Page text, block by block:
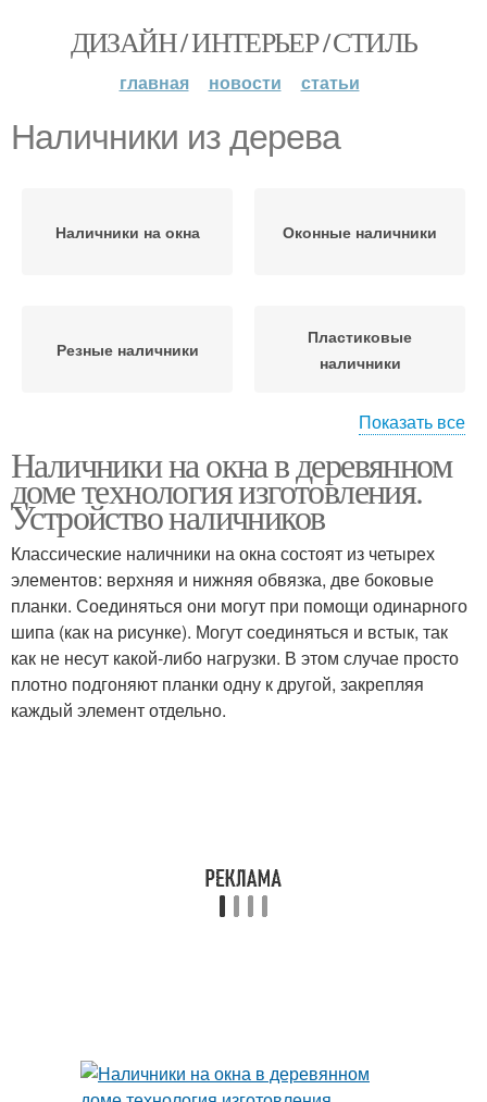
ДИЗАЙН / ИНТЕРЬЕР / СТИЛЬ
главная новости статьи
Наличники из дерева
Наличники на окна Оконные наличники
Резные наличники
Пластиковые
наличники
пластиковые окна
Наличники из пластика
Наличники в
зависимости
Деревянные наличники
Показать все
Наличники на окна в деревянном
доме технология изготовления.
Устройство наличников
Классические наличники на окна состоят из четырех
элементов: верхняя и нижняя обвязка, две боковые
планки. Соединяться они могут при помощи одинарного
шипа (как на рисунке). Могут соединяться и встык, так
как не несут какой-либо нагрузки. В этом случае просто
плотно подгоняют планки одну к другой, закрепляя
каждый элемент отдельно.